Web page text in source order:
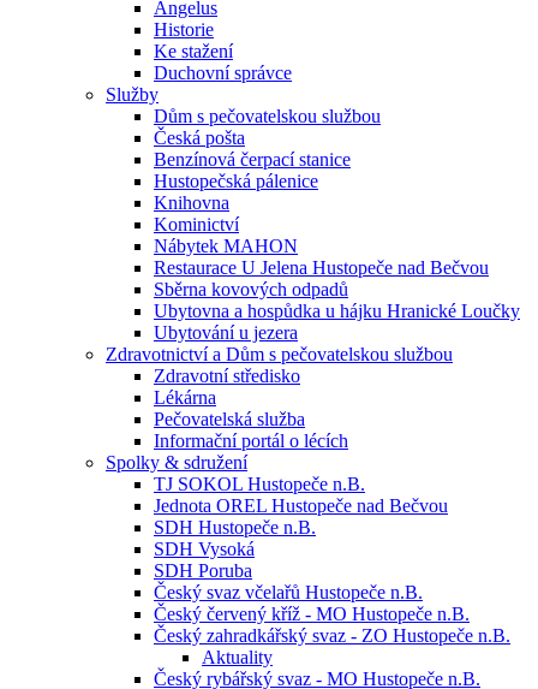
Angelus
Historie
Ke stažení
Duchovní správce
Služby
Dům s pečovatelskou službou
Česká pošta
Benzínová čerpací stanice
Hustopečská pálenice
Knihovna
Kominictví
Nábytek MAHON
Restaurace U Jelena Hustopeče nad Bečvou
Sběrna kovových odpadů
Ubytovna a hospůdka u hájku Hranické Loučky
Ubytování u jezera
Zdravotnictví a Dům s pečovatelskou službou
Zdravotní středisko
Lékárna
Pečovatelská služba
Informační portál o lécích
Spolky & sdružení
TJ SOKOL Hustopeče n.B.
Jednota OREL Hustopeče nad Bečvou
SDH Hustopeče n.B.
SDH Vysoká
SDH Poruba
Český svaz včelařů Hustopeče n.B.
Český červený kříž - MO Hustopeče n.B.
Český zahradkářský svaz - ZO Hustopeče n.B.
Aktuality
Český rybářský svaz - MO Hustopeče n.B.